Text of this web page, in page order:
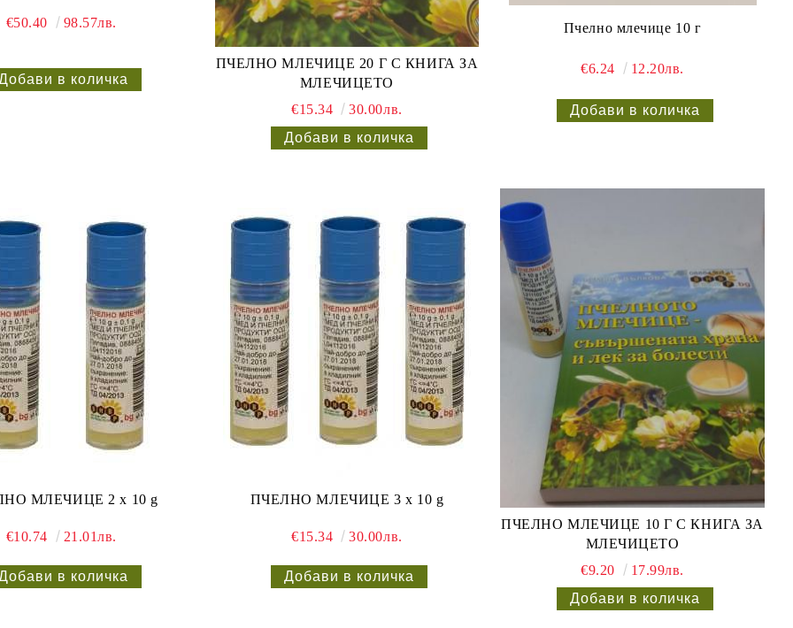
€50.40 98.57лв.
ПЧЕЛНО МЛЕЧИЦЕ 20 Г С КНИГА ЗА
МЛЕЧИЦЕТО
€15.34
30.00лв.
Пчелно млечице 10 г
€6.24 12.20лв.
МЛЕЧИЦЕ 2 х 10 g
€10.74 21.01лв.
ПЧЕЛНО МЛЕЧИЦЕ 3 х 10 g
€15.34 30.00лв.
ПЧЕЛНО МЛЕЧИЦЕ 10 Г С КНИГА ЗА
МЛЕЧИЦЕТО
€9.20
17.99лв.